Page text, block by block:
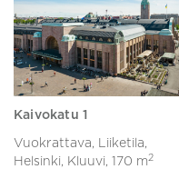
Kaivokatu 1
Vuokrattava, Liiketila,
Helsinki, Kluuvi, 170 m 2